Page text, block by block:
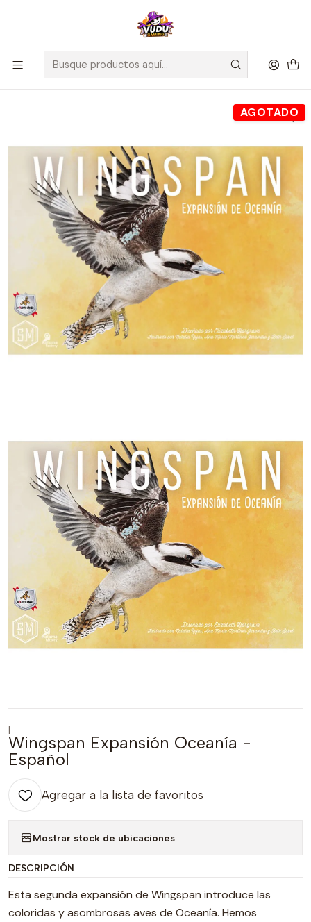
🚀 ¡Despachamos a todo Chile! Envío GRATIS a Regiones sobre
$100.000 y a RM sobre $35.000
Inicio Juegos de Mesa Editorial Maldito Games
Wingspan Expansión Oceanía - Español
AGOTADO
|
Wingspan Expansión Oceanía -
Español
Agregar a la lista de favoritos
Mostrar stock de ubicaciones
DESCRIPCIÓN
Esta segunda expansión de Wingspan introduce las
coloridas y asombrosas aves de Oceanía. Hemos